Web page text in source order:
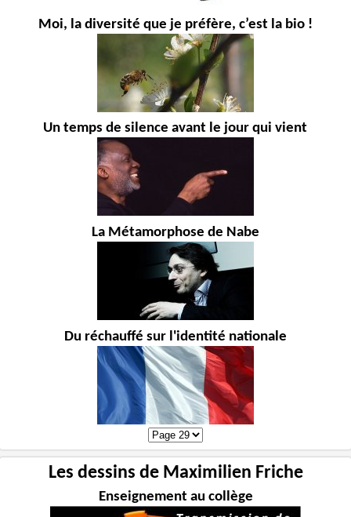
Moi, la diversité que je préfère, c’est la bio !
Un temps de silence avant le jour qui vient
La Métamorphose de Nabe
Du réchauffé sur l'identité nationale
Les dessins de Maximilien Friche
Enseignement au collège